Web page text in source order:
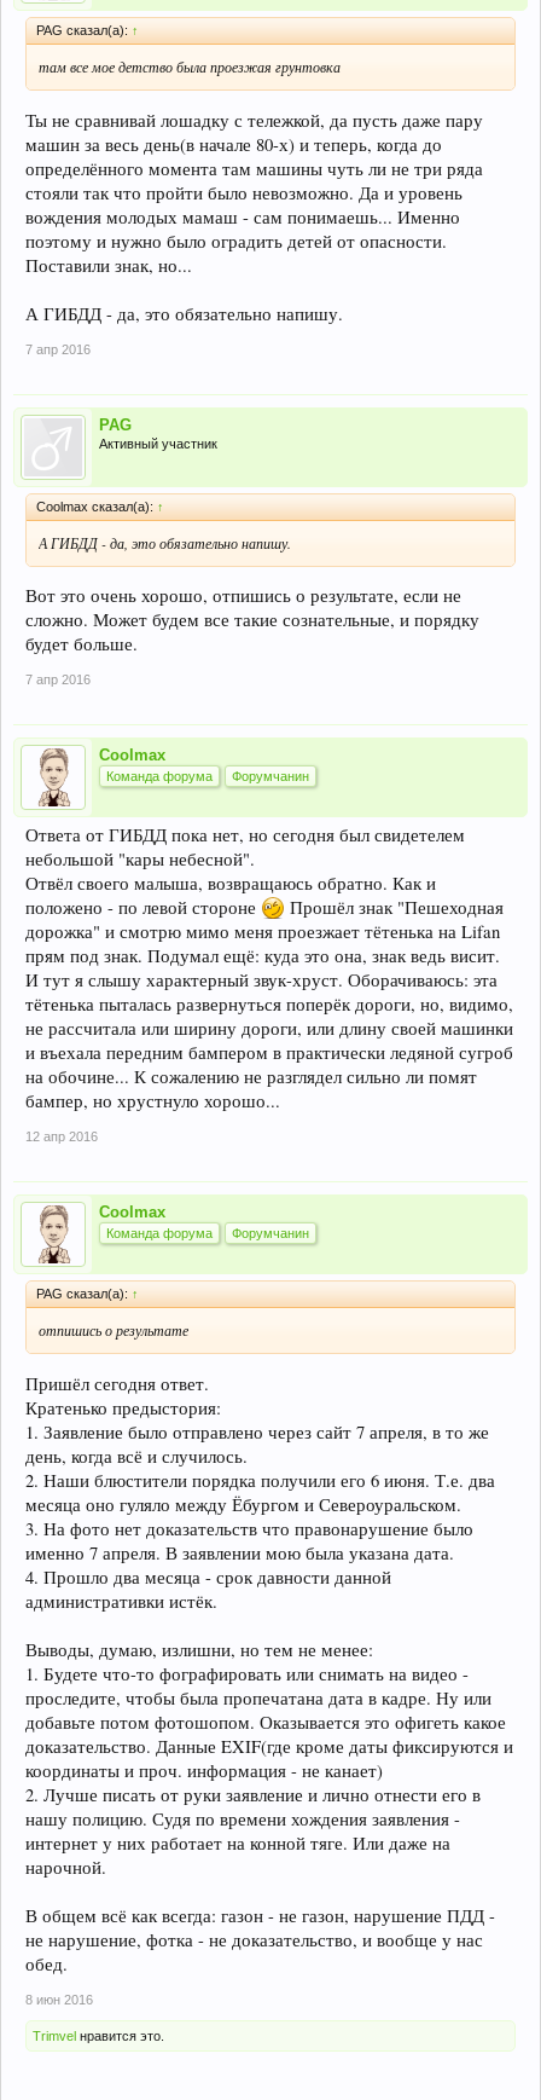
PAG сказал(а): ↑
там все мое детство была проезжая грунтовка
Ты не сравнивай лошадку с тележкой, да пусть даже пару
машин за весь день(в начале 80-х) и теперь, когда до
определённого момента там машины чуть ли не три ряда
стояли так что пройти было невозможно. Да и уровень
вождения молодых мамаш - сам понимаешь... Именно
поэтому и нужно было оградить детей от опасности.
Поставили знак, но...
А ГИБДД - да, это обязательно напишу.
7 апр 2016
PAG
Активный участник
Coolmax сказал(а): ↑
А ГИБДД - да, это обязательно напишу.
Вот это очень хорошо, отпишись о результате, если не
сложно. Может будем все такие сознательные, и порядку
будет больше.
7 апр 2016
Coolmax
Команда форума Форумчанин
Ответа от ГИБДД пока нет, но сегодня был свидетелем
небольшой "кары небесной".
Отвёл своего малыша, возвращаюсь обратно. Как и
положено - по левой стороне
Прошёл знак "Пешеходная
дорожка" и смотрю мимо меня проезжает тётенька на Lifan
прям под знак. Подумал ещё: куда это она, знак ведь висит.
И тут я слышу характерный звук-хруст. Оборачиваюсь: эта
тётенька пыталась развернуться поперёк дороги, но, видимо,
не рассчитала или ширину дороги, или длину своей машинки
и въехала передним бампером в практически ледяной сугроб
на обочине... К сожалению не разглядел сильно ли помят
бампер, но хрустнуло хорошо...
12 апр 2016
Coolmax
Команда форума Форумчанин
PAG сказал(а): ↑
отпишись о результате
Пришёл сегодня ответ.
Кратенько предыстория:
1. Заявление было отправлено через сайт 7 апреля, в то же
день, когда всё и случилось.
2. Наши блюстители порядка получили его 6 июня. Т.е. два
месяца оно гуляло между Ёбургом и Североуральском.
3. На фото нет доказательств что правонарушение было
именно 7 апреля. В заявлении мою была указана дата.
4. Прошло два месяца - срок давности данной
административки истёк.
Выводы, думаю, излишни, но тем не менее:
1. Будете что-то фографировать или снимать на видео -
проследите, чтобы была пропечатана дата в кадре. Ну или
добавьте потом фотошопом. Оказывается это офигеть какое
доказательство. Данные EXIF(где кроме даты фиксируются и
координаты и проч. информация - не канает)
2. Лучше писать от руки заявление и лично отнести его в
нашу полицию. Судя по времени хождения заявления -
интернет у них работает на конной тяге. Или даже на
нарочной.
В общем всё как всегда: газон - не газон, нарушение ПДД -
не нарушение, фотка - не доказательство, и вообще у нас
обед.
8 июн 2016
Trimvel нравится это.